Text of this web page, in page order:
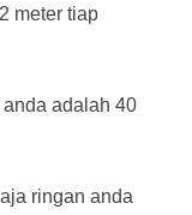
meter tiap
adalah 40
ringan anda